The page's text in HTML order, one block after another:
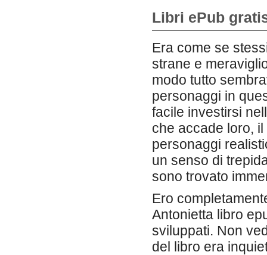
Libri ePub
Era come se
strane e
modo tutto
personaggi in
facile investirsi
che accade loro,
personaggi
un senso di
sono trovato
Ero
Antonietta libro
sviluppati. Non
del libro era